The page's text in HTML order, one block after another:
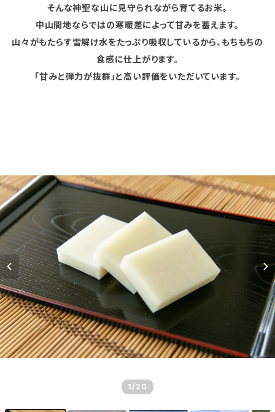
そんな神聖な山に見守られながら育てるお米。
中山間地ならではの寒暖差によって甘みを蓄えます。
山々がもたらす雪解け水をたっぷり吸収しているから、もちもちの
食感に仕上がります。
「甘みと弾力が抜群」と高い評価をいただいています。
1 /20